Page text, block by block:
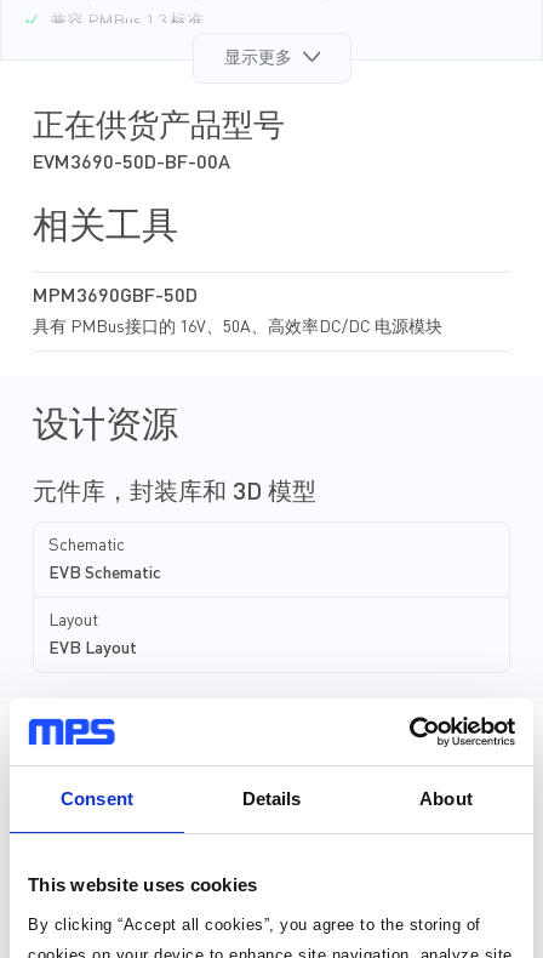
Consent Details About
This website uses cookies
By clicking “Accept all cookies”, you agree to the storing of
cookies on your device to enhance site navigation, analyze site
兼容 PMBus 1.3 标准
OUT、输出电流 (I
可通过 PMBus 配置：
输出电压
软启动时间 (t
过流 (OC)、过温 (OT)、过压 (OV)、欠压 (UV) 和欠压锁定
脉宽调制 (PWM) 模式
开关频率 (f SW)
显示更多
正在供货产品型号
EVM3690-50D-BF-00A
相关工具
MPM3690GBF-50D
具有 PMBus接口的 16V、50A、高效率DC/DC 电源模块
设计资源
元件库，封装库和 3D 模型
Schematic
EVB Schematic
Layout
EVB Layout
直接从MPS购买
标准定价
数量 单价
¥305.55 /片